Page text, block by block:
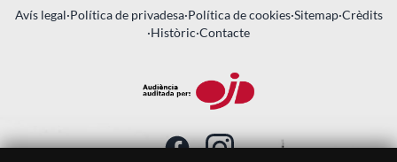
Avís legal·Política de privadesa·Política de cookies·Sitemap·Crèdits
·Històric·Contacte